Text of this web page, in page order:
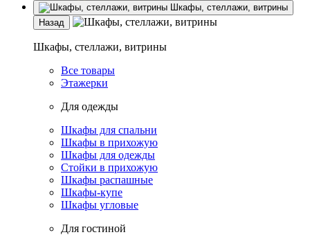
Шкафы, стеллажи, витрины
Назад
Шкафы, стеллажи, витрины
Все товары
Этажерки
Для одежды
Шкафы для спальни
Шкафы в прихожую
Шкафы для одежды
Стойки в прихожую
Шкафы распашные
Шкафы-купе
Шкафы угловые
Для гостиной